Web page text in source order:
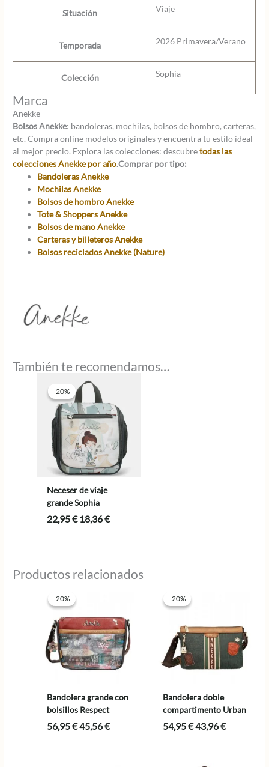
Situación Viaje
Temporada 2026 Primavera/Verano
Colección Sophia
Marca
Anekke
Bolsos Anekke: bandoleras, mochilas, bolsos de hombro, carteras,
etc. Compra online modelos originales y encuentra tu estilo ideal
al mejor precio. Explora las colecciones: descubretodas las
colecciones Anekke por año.Comprar por tipo:
Bandoleras Anekke
Mochilas Anekke
Bolsos de hombro Anekke
Tote & Shoppers Anekke
Bolsos de mano Anekke
Carteras y billeteros Anekke
Bolsos reciclados Anekke (Nature)
También te recomendamos…
-20%
-20%
Neceser de viaje
grande Sophia
22,95€El
18,36€El
Productos relacionados
-20%
-20%
Bandolera grande con
bolsillos Respect
56,95€El
45,56€El
-20%
-20%
Bandolera doble
compartimento Urban
54,95€El
43,96€El